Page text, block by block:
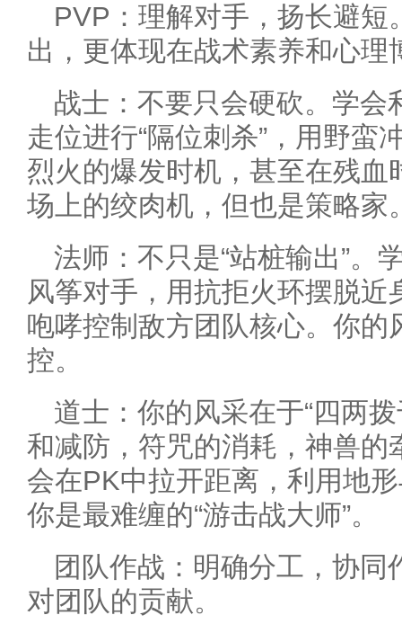
PVP：理解对手，扬长避
出，更体现在战术素养和心理
战士：不要只会硬砍。学会
走位进行“隔位刺杀”，用野蛮
烈火的爆发时机，甚至在残血
场上的绞肉机，但也是策略家
法师：不只是“站桩输出”。
风筝对手，用抗拒火环摆脱
咆哮控制敌方团队核心。你的
控。
道士：你的风采在于“四两
和减防，符咒的消耗，神兽的
会在PK中拉开距离，利用地
你是最难缠的“游击战大师”。
团队作战：明确分工，协
对团队的贡献。